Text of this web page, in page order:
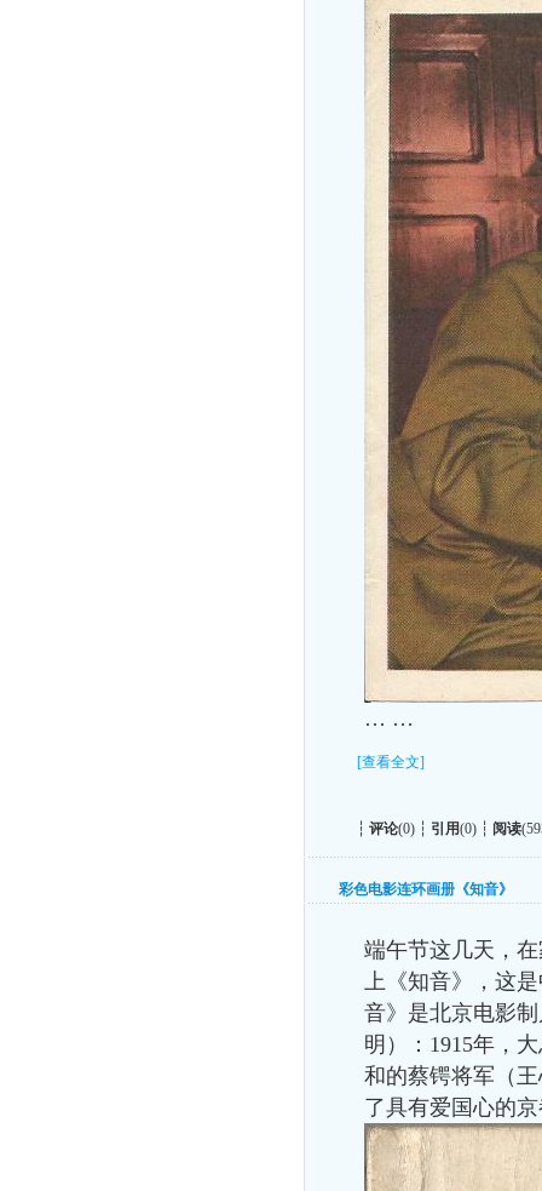
… …
[查看全文]
┆ 评论(0) ┆ 引用(0) ┆ 阅读
彩色电影连环画册《知音》
端午节这几天，
上《知音》，这
音》是北京电影
明）： 1915年，
和的蔡锷将军（
了具有爱国心的